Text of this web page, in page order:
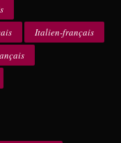
Italien-français